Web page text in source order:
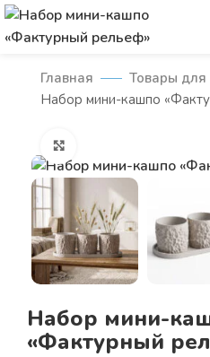
Главная
Товары
Набор мини-кашпо
Набор мини-
«Фактурный